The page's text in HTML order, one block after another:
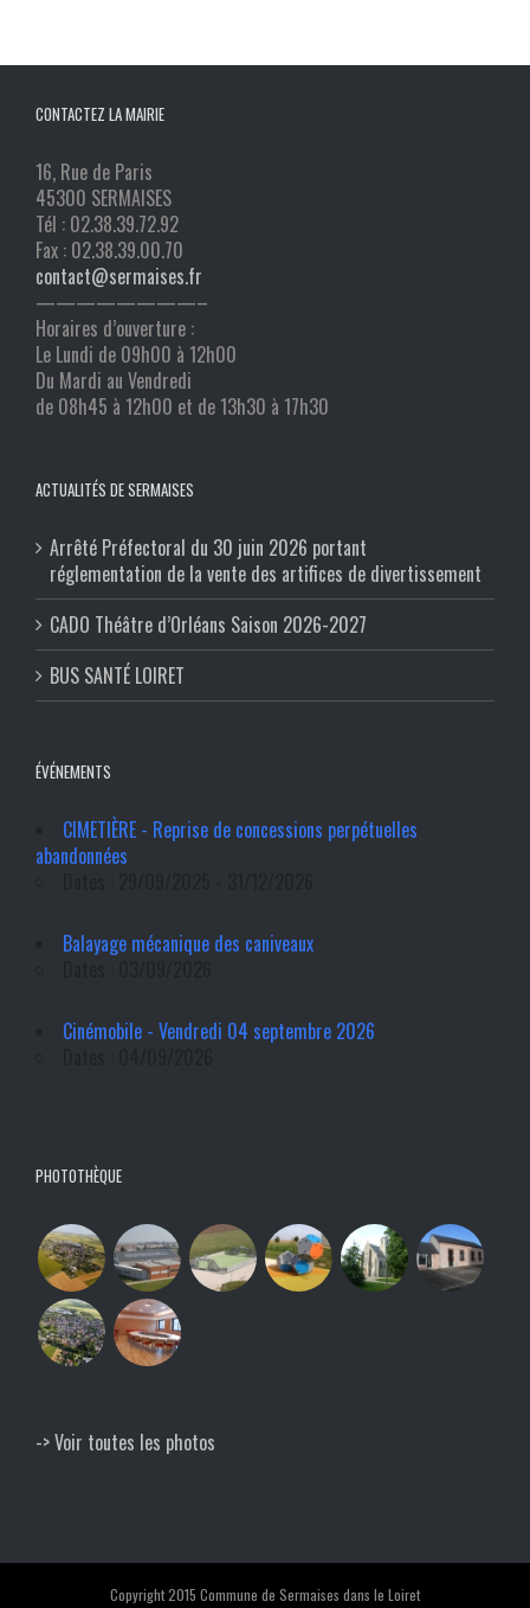
CONTACTEZ LA MAIRIE
16, Rue de Paris
45300 SERMAISES
Tél : 02.38.39.72.92
Fax : 02.38.39.00.70
contact@sermaises.fr
————————–
Horaires d’ouverture :
Le Lundi de 09h00 à 12h00
Du Mardi au Vendredi
de 08h45 à 12h00 et de 13h30 à 17h30
ACTUALITÉS DE SERMAISES
Arrêté Préfectoral du 30 juin 2026 portant
réglementation de la vente des artifices de divertissement
CADO Théâtre d’Orléans Saison 2026-2027
BUS SANTÉ LOIRET
ÉVÉNEMENTS
CIMETIÈRE - Reprise de concessions perpétuelles
abandonnées
Balayage mécanique des caniveaux
Cinémobile - Vendredi 04 septembre 2026
PHOTOTHÈQUE
-> Voir toutes les photos
Copyright 2015 Commune de Sermaises dans le Loiret